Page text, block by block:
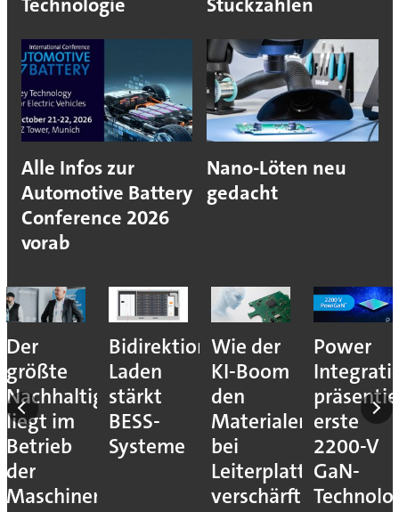
Alle Infos zur
Automotive Battery
Conference 2026
vorab
Nano-Löten neu
gedacht
Der
größte
Nachhaltigkeitshebel
liegt im
Betrieb
der
Maschinen
Bidirektionales
Laden
stärkt
BESS-
Systeme
Wie der
KI-Boom
den
Materialengpass
bei
Leiterplatten
verschärft
Power
erste
2200-V
GaN-